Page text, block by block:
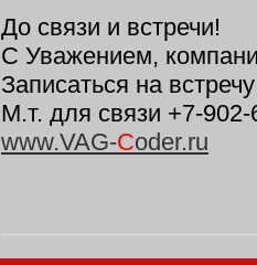
До связи и встречи!
С Уважением,
Записаться на
М.т. для связи +7-
www.VAG-Coder.ru